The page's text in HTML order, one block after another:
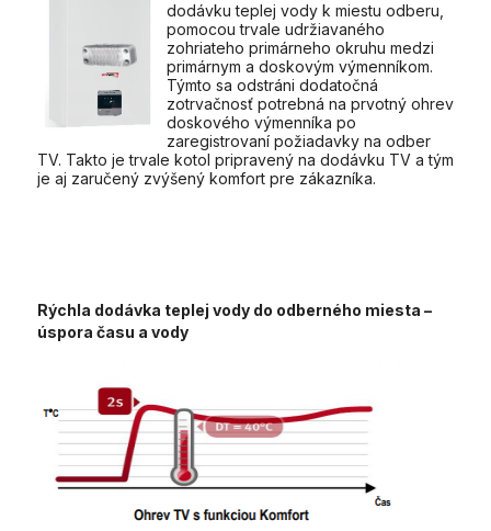
dodávku teplej vody k miestu odberu,
pomocou trvale udržiavaného
zohriateho primárneho okruhu medzi
primárnym a doskovým výmenníkom.
Týmto sa odstráni dodatočná
zotrvačnosť potrebná na prvotný ohrev
doskového výmenníka po
zaregistrovaní požiadavky na odber
TV. Takto je trvale kotol pripravený na dodávku TV a tým
je aj zaručený zvýšený komfort pre zákazníka.
Rýchla dodávka teplej vody do odberného miesta –
úspora času a vody